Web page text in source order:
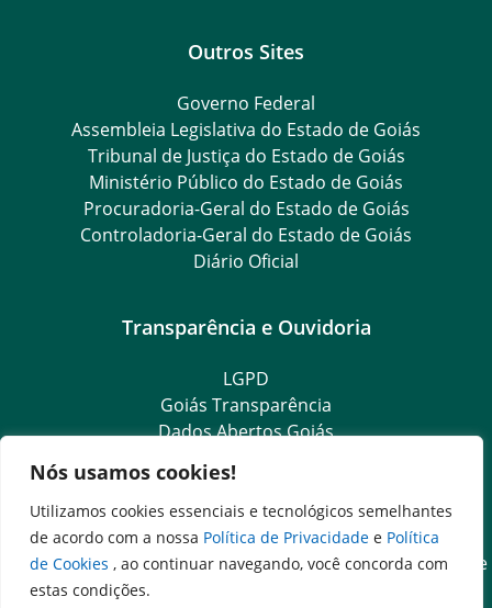
Nós usamos cookies!
Utilizamos cookies essenciais e tecnológicos semelhantes
de acordo com a nossa Política de Privacidade e Política
de Cookies , ao continuar navegando, você concorda com
estas condições.
Outros Sites
Governo Federal
Assembleia Legislativa do Estado de Goiás
Tribunal de Justiça do Estado de Goiás
Ministério Público do Estado de Goiás
Procuradoria-Geral do Estado de Goiás
Controladoria-Geral do Estado de Goiás
Diário Oficial
Transparência e Ouvidoria
LGPD
Goiás Transparência
Dados Abertos Goiás
Ouvidoria Geral
SIC – Serviço de Informação ao Cidadão
e-SIC – Serviço Eletrônico de Informação ao Cidadão
Acesso às Informações das Organizações Sociais de Saúde